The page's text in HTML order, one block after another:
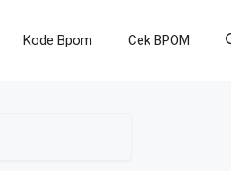
Kode Bpom Cek BPOM